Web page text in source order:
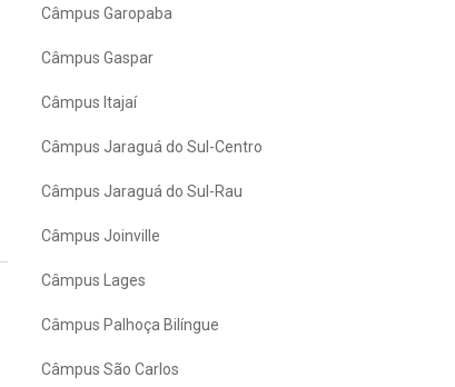
Câmpus Garopaba
Câmpus Gaspar
Câmpus Itajaí
Câmpus Jaraguá do Sul-Centro
Câmpus Jaraguá do Sul-Rau
Câmpus Joinville
Câmpus Lages
Câmpus Palhoça Bilíngue
Câmpus São Carlos